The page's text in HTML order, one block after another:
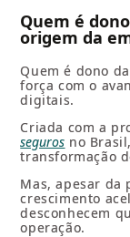
Quem é
origem da
Quem é dono
força com o
digitais.
Criada com a
seguros no
transformação
Mas, apesar da
crescimento
desconhecem
operação.